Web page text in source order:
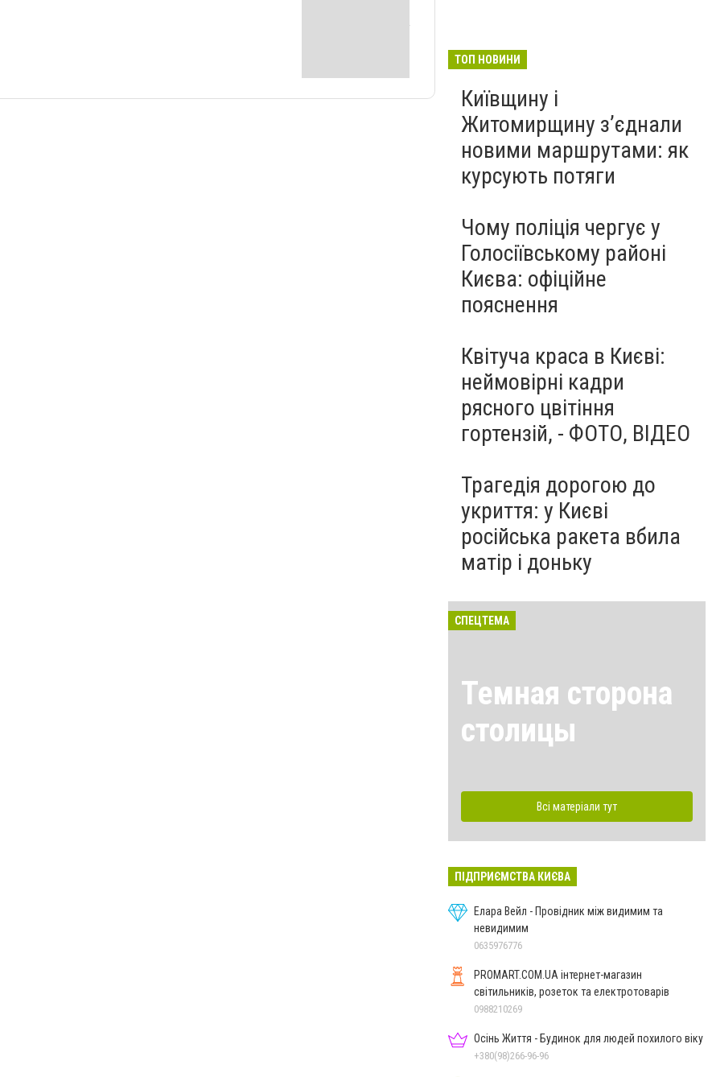
ТОП НОВИНИ
Київщину і
Житомирщину з’єднали
новими маршрутами: як
курсують потяги
Чому поліція чергує у
Голосіївському районі
Києва: офіційне
пояснення
Квітуча краса в Києві:
неймовірні кадри
рясного цвітіння
гортензій, - ФОТО, ВІДЕО
Трагедія дорогою до
укриття: у Києві
російська ракета вбила
матір і доньку
СПЕЦТЕМА
Темная сторона
столицы
Всі матеріали тут
ПІДПРИЄМСТВА КИЄВА
Елара Вейл - Провідник між видимим та
невидимим
0635976776
PROMART.COM.UA інтернет-магазин
cвітильників, розеток та електротоварів
0988210269
Осінь Життя - Будинок для людей похилого віку
+380(98)266-96-96